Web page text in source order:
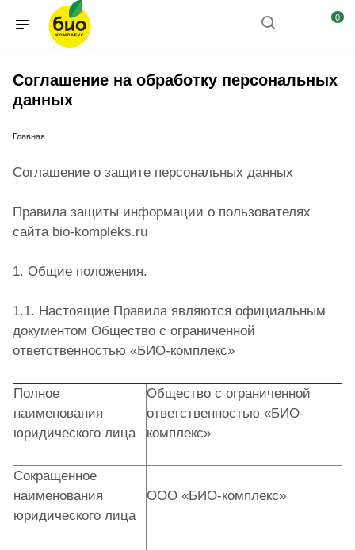
0
Соглашение на обработку персональных
данных
Главная
Соглашение о защите персональных данных
Правила защиты информации о пользователях
сайта bio-kompleks.ru
1. Общие положения.
1.1. Настоящие Правила являются официальным
документом Общество с ограниченной
ответственностью «БИО-комплекс»
Полное
наименования
юридического лица
Общество с ограниченной
ответственностью «БИО-
комплекс»
Сокращенное
наименования
юридического лица
ООО «БИО-комплекс»